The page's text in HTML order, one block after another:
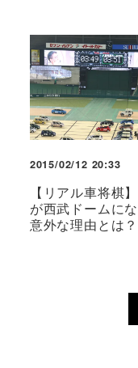
2015/02/12 20:33
【リアル車将棋
が西武ドームに
意外な理由とは？